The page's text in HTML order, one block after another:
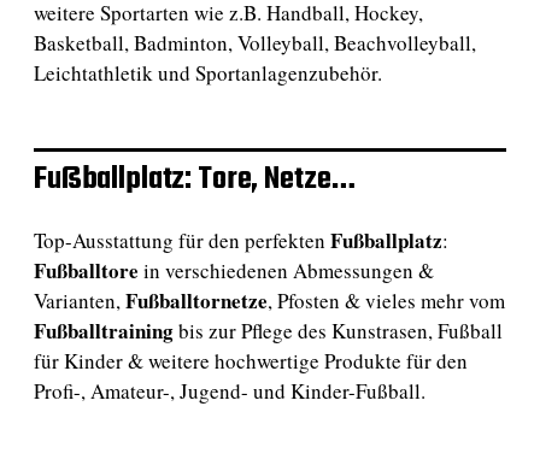
weitere Sportarten wie z.B. Handball, Hockey,
Basketball, Badminton, Volleyball, Beachvolleyball,
Leichtathletik und Sportanlagenzubehör.
Fußballplatz: Tore, Netze…
Top-Ausstattung für den perfekten Fußballplatz:
Fußballtore in verschiedenen Abmessungen &
Varianten,Fußballtornetze, Pfosten & vieles mehr vom
Fußballtrainingbis zur Pflege des Kunstrasen, Fußball
für Kinder & weitere hochwertige Produkte für den
Profi-, Amateur-, Jugend- und Kinder-Fußball.